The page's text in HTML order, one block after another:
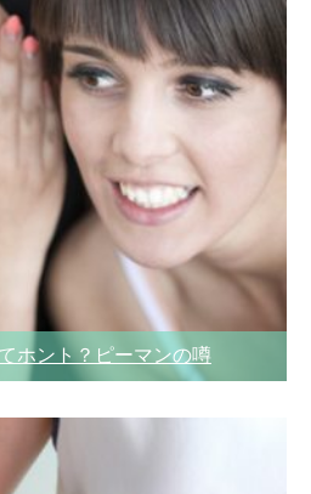
ホント？ピーマンの噂